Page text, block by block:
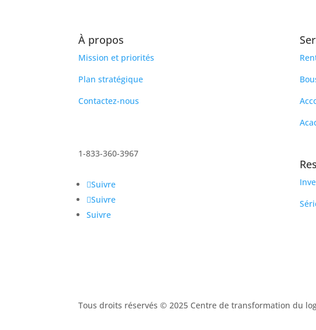
À propos
Mission et priorités
Plan stratégique
Contactez-nous
1-833-360-3967
Suivre
Suivre
Suivre
Tous droits réservés © 2025 Centre de transformation du